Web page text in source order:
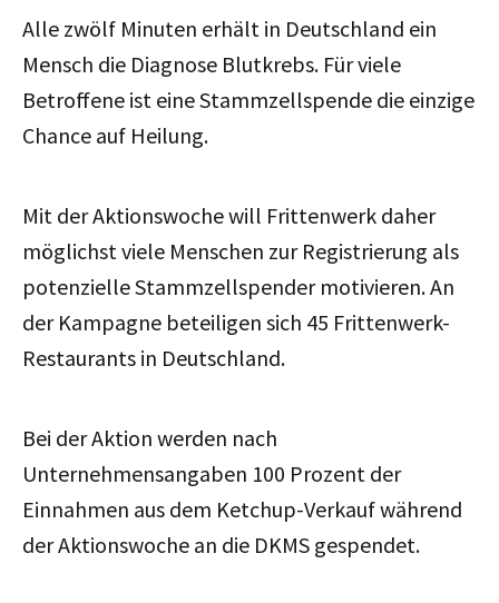
Alle zwölf Minuten erhält in Deutschland ein
Mensch die Diagnose Blutkrebs. Für viele
Betroffene ist eine Stammzellspende die einzige
Chance auf Heilung.
Mit der Aktionswoche will Frittenwerk daher
möglichst viele Menschen zur Registrierung als
potenzielle Stammzellspender motivieren.An
der Kampagne beteiligen sich 45 Frittenwerk-
Restaurants in Deutschland.
Bei der Aktion werden nach
Unternehmensangaben 100 Prozent der
Einnahmen aus dem Ketchup-Verkauf während
der Aktionswoche an die DKMS gespendet.